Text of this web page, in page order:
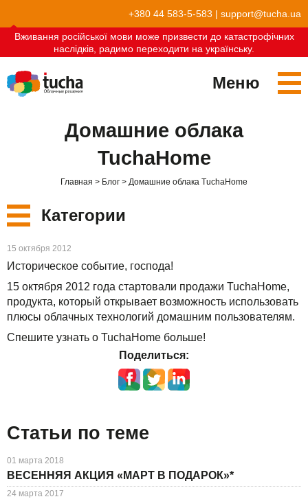
+380 44 583-5-583 | support@tucha.ua
Вживання російської мови може призвести до катастрофічних
наслідків, радимо переходити на українську.
Меню
TuchaHost
TuchaMetal
TuchaBackup
Хостинг CRM
Хостинг сайтов-конструкторов
Удаленный офис
Реселінг хостингу
О нас
Компания
Карьера
Домашние облака
TuchaHome
Главная Блог Домашние облака TuchaHome
Категории
Новые
Сервисы
Решения
Для бизнеса
FAQ
Интервью
15 октября 2012
Историческое событие, господа!
15 октября 2012 года стартовали продажи TuchaHome,
продукта, который открывает возможность использовать
плюсы облачных технологий домашним пользователям.
Спешите узнать о TuchaHome больше!
Поделиться:
Статьи по теме
01 марта 2018
ВЕСЕННЯЯ АКЦИЯ «МАРТ В ПОДАРОК»*
24 марта 2017